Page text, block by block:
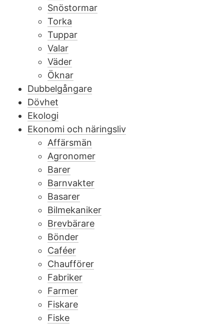
Snöstormar
Torka
Tuppar
Valar
Väder
Öknar
Dubbelgångare
Dövhet
Ekologi
Ekonomi och näringsliv
Affärsmän
Agronomer
Barer
Barnvakter
Basarer
Bilmekaniker
Brevbärare
Bönder
Caféer
Chaufförer
Fabriker
Farmer
Fiskare
Fiske